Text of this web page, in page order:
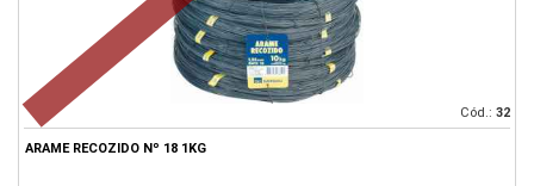
Cód.: 32
ARAME RECOZIDO Nº 18 1KG